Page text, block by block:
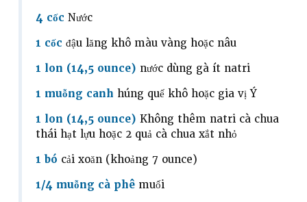
4 cốc Nước
1 cốc đậu lăng khô màu vàng hoặc nâu
1 lon (14,5 ounce) nước dùng gà ít natri
1 muỗng canh húng quế khô hoặc gia vị Ý
1 lon (14,5 ounce) Không thêm natri cà chua
thái hạt lựu hoặc 2 quả cà chua xắt nhỏ
1 bó cải xoăn (khoảng 7 ounce)
1/4 muỗng cà phê muối